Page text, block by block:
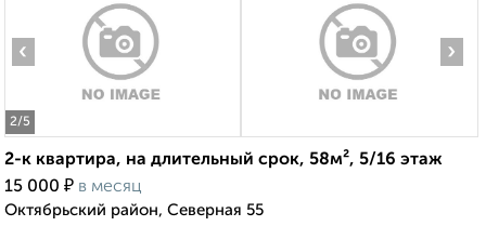
2/5
‹ ›
2-к квартира, на длительный срок, 58м², 5/16 этаж
15 000 ₽ в месяц
Октябрьский район, Северная 55